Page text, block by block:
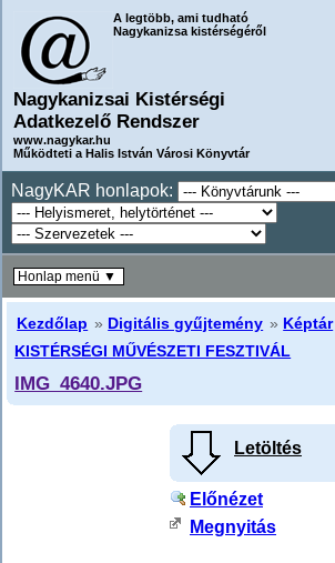
A legtöbb, ami tudható
Nagykanizsa kistérségéről
Nagykanizsai Kistérségi
Adatkezelő Rendszer
www.nagykar.hu
Működteti a Halis István Városi Könyvtár
NagyKAR honlapok:
Kezdőlap » Digitális gyűjtemény » Képtár
KISTÉRSÉGI MŰVÉSZETI FESZTIVÁL
IMG_4640.JPG
Letöltés
Előnézet
Megnyitás
Honlap menü ▼